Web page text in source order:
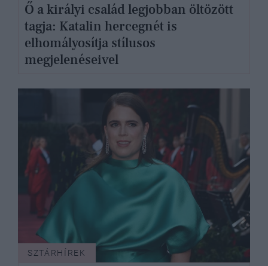
Ő a királyi család legjobban öltözött
tagja: Katalin hercegnét is
elhomályosítja stílusos
megjelenéseivel
SZTÁRHÍREK